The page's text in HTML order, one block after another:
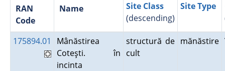
RAN
Code
Name
Site Class
(descending)
Site Type
175894.01
Mânăstirea
Coteşti. în
incinta
structură de
cult
mănăstire